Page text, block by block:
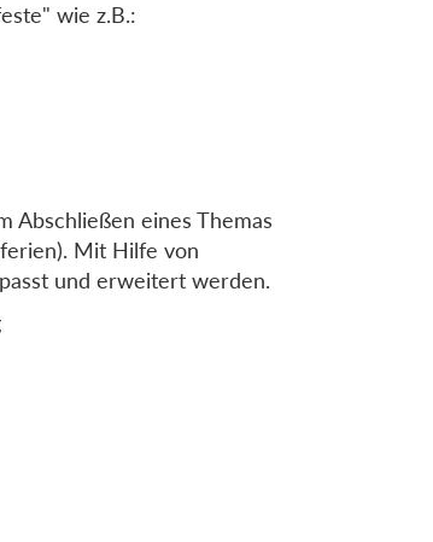
wie z.B.:
Abschließen eines Themas
Mit Hilfe von
und erweitert werden.